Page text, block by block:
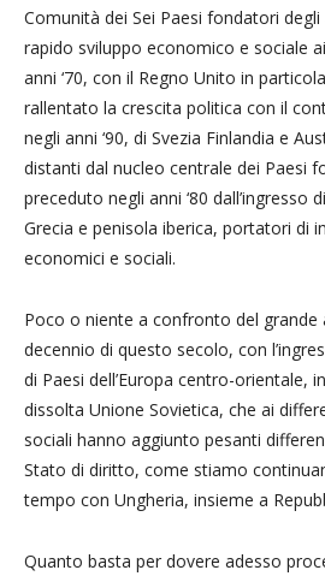
Comunità dei Sei Paesi fondatori degli
rapido sviluppo economico e sociale
anni ‘70, con il Regno Unito in
rallentato la crescita politica con il
negli anni ‘90, di Svezia Finlandia e
distanti dal nucleo centrale dei Paesi
preceduto negli anni ‘80 dall’ingresso
Grecia e penisola iberica, portatori di
economici e sociali.
Poco o niente a confronto del
decennio di questo secolo, con
di Paesi dell’Europa centro-orientale,
dissolta Unione Sovietica, che ai
sociali hanno aggiunto pesanti
Stato di diritto, come stiamo
tempo con Ungheria, insieme a
Quanto basta per dovere adesso